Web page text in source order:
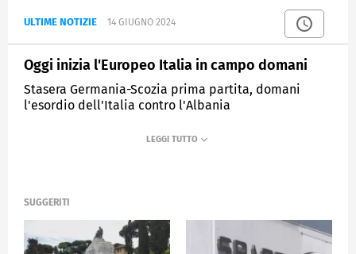
ULTIME NOTIZIE 14 GIUGNO 2024
Oggi inizia l'Europeo Italia in campo domani
Stasera Germania-Scozia prima partita, domani
l'esordio dell'Italia contro l'Albania
SUGGERITI